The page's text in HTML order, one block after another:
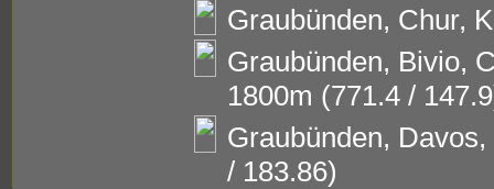
Graubünden, Chur,
Graubünden, Bivio,
1800m (771.4 /
Graubünden,
/ 183.86)